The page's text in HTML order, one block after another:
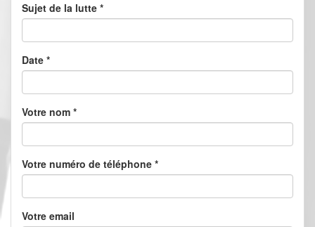
Sujet de la lutte *
Date *
Votre nom *
Votre numéro de téléphone *
Votre email